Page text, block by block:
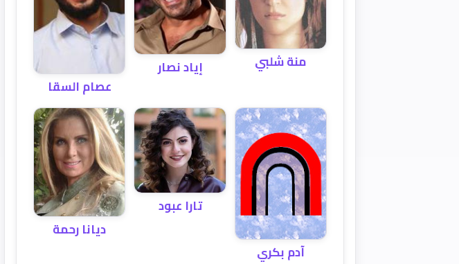
منة شلبي
إياد نصار
عصام السقا
آدم بكري
تارا عبود
ديانا رحمة